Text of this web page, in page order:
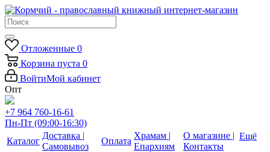
Отложенные 0
Корзина пуста 0
ВойтиМой кабинет
Опт
+7 964 760-16-61
Пн-Пт (09:00-16:30)
Каталог
Доставка |
Самовывоз
Оплата
Храмам |
Епархиям
О магазине |
Контакты
Ещё